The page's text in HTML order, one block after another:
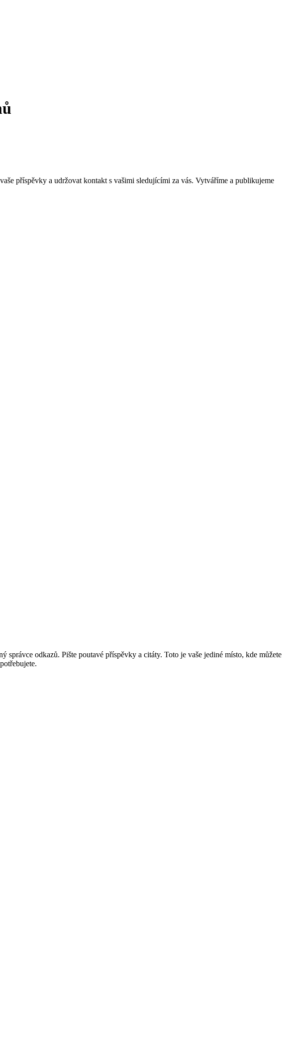
příspěvky a udržovat kontakt s vašimi sledujícími za vás. Vytváříme a publikujeme
odkazů. Pište poutavé příspěvky a citáty. Toto je vaše jediné místo, kde můžete